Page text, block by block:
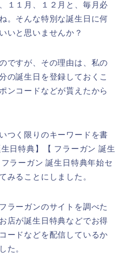
１１月、１２月と、毎月必
。そんな特別な誕生日に何
いと思いませんか？
ですが、その理由は、私の
の誕生日を登録しておくこ
ンコードなどが貰えたから
つく限りのキーワードを書
日特典】【 フラーガン 誕生
ラーガン 誕生日特典年始セ
みることにしました。
ラーガンのサイトを調べた
店が誕生日特典などでお得
ードなどを配信しているか
た。